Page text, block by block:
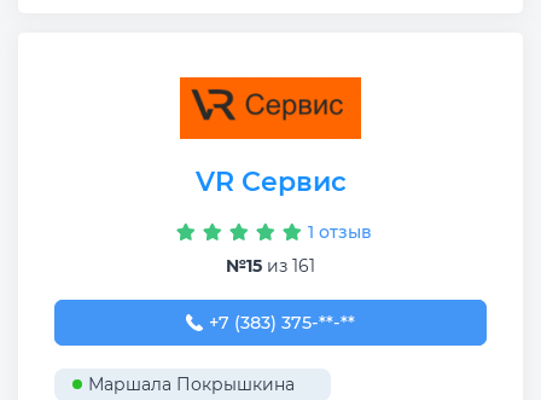
VR Сервис
1 отзыв
№15 из 161
+7 (383) 375-47-11
+7 (383) 375-**-**
Маршала Покрышкина